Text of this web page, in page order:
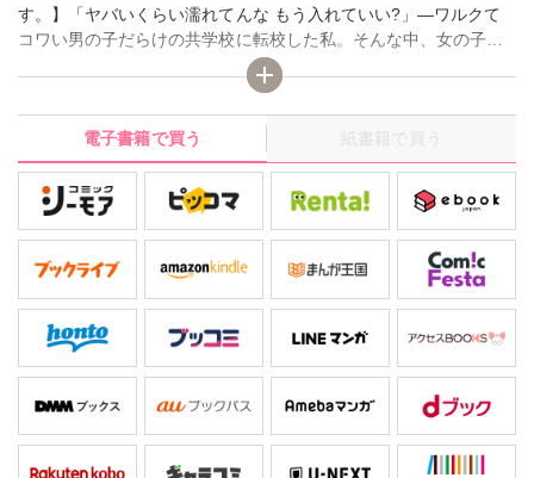
す。】「ヤバいくらい濡れてんな もう入れていい?」―ワルクて
コワい男の子だらけの共学校に転校した私。そんな中、女の子み
たいに可愛い伊達くんと仲良くなったけど、彼は学校の総番長
で!? バージンなのに男子たちから視姦&ラチされちゃう毎日。で
も、伊達くんがいつも守ってくれるから、彼をどんどん好きにな
っちゃう! 誰もいない教室とかで彼にアソコを愛撫されると、初め
てなのにイっちゃうよぉ! ちょいエロ×キケンな学園ラブ・ライフ
開宴!
電子書籍で買う 紙書籍で買う